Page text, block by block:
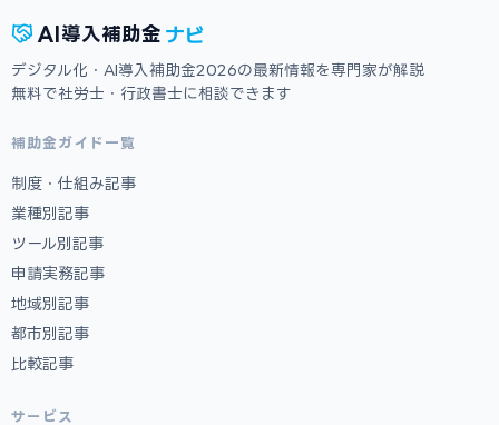
AI 導入補助金 ナビ
デジタル化・AI導入補助金2026の最新情報を専門家が解説
無料で社労士・行政書士に相談できます
補助金ガイド一覧
制度・仕組み記事
業種別記事
ツール別記事
申請実務記事
地域別記事
都市別記事
比較記事
サービス